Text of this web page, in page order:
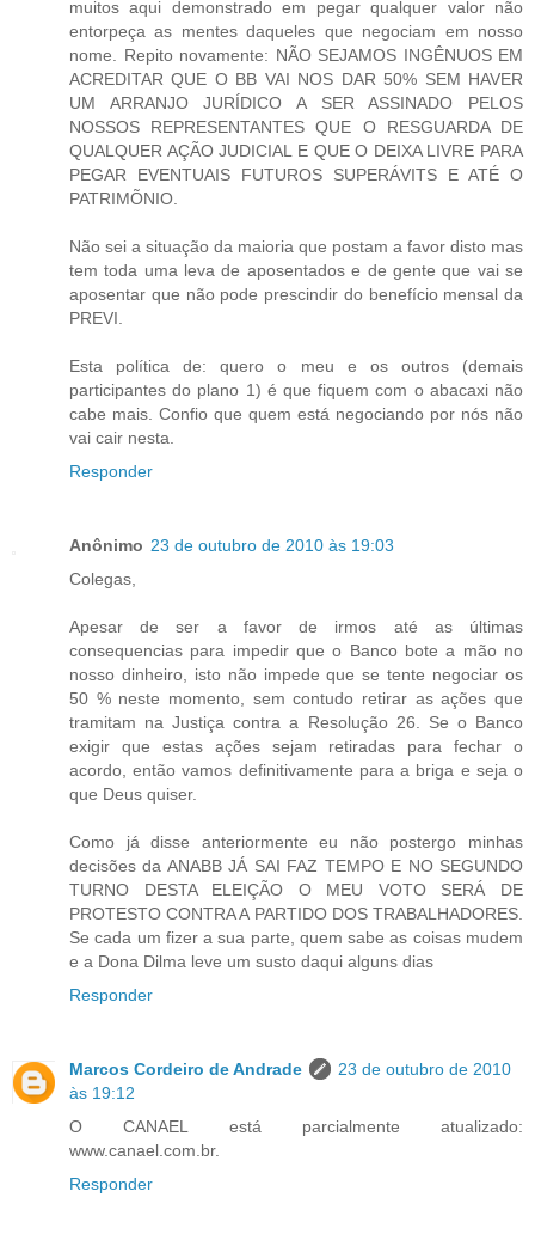
muitos aqui demonstrado em pegar qualquer valor não
entorpeça as mentes daqueles que negociam em nosso
nome. Repito novamente: NÃO SEJAMOS INGÊNUOS EM
ACREDITAR QUE O BB VAI NOS DAR 50% SEM HAVER
UM ARRANJO JURÍDICO A SER ASSINADO PELOS
NOSSOS REPRESENTANTES QUE O RESGUARDA DE
QUALQUER AÇÃO JUDICIAL E QUE O DEIXA LIVRE PARA
PEGAR EVENTUAIS FUTUROS SUPERÁVITS E ATÉ O
PATRIMÕNIO.
Não sei a situação da maioria que postam a favor disto mas
tem toda uma leva de aposentados e de gente que vai se
aposentar que não pode prescindir do benefício mensal da
PREVI.
Esta política de: quero o meu e os outros (demais
participantes do plano 1) é que fiquem com o abacaxi não
cabe mais. Confio que quem está negociando por nós não
vai cair nesta.
Responder
Anônimo 23 de outubro de 2010 às 19:03
Colegas,
Apesar de ser a favor de irmos até as últimas
consequencias para impedir que o Banco bote a mão no
nosso dinheiro, isto não impede que se tente negociar os
50 % neste momento, sem contudo retirar as ações que
tramitam na Justiça contra a Resolução 26. Se o Banco
exigir que estas ações sejam retiradas para fechar o
acordo, então vamos definitivamente para a briga e seja o
que Deus quiser.
Como já disse anteriormente eu não postergo minhas
decisões da ANABB JÁ SAI FAZ TEMPO E NO SEGUNDO
TURNO DESTA ELEIÇÃO O MEU VOTO SERÁ DE
PROTESTO CONTRA A PARTIDO DOS TRABALHADORES.
Se cada um fizer a sua parte, quem sabe as coisas mudem
e a Dona Dilma leve um susto daqui alguns dias
Responder
Marcos Cordeiro de Andrade
23 de outubro de 2010
às 19:12
O CANAEL está parcialmente atualizado:
www.canael.com.br.
Responder